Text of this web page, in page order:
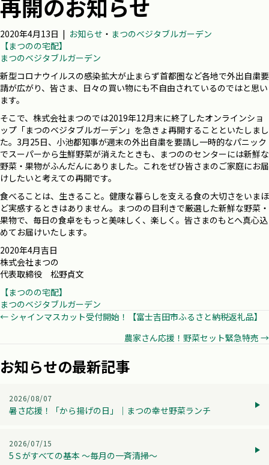
再開のお知らせ
2020年4月13日 | お知らせ ・ まつのベジタブルガーデン
【まつのの宅配】
まつのベジタブルガーデン
新型コロナウイルスの感染拡大が止まらず首都圏など各地で外出自粛要
請が広がり、皆さま、日々の買い物にも不自由されているのではと思い
ます。
そこで、株式会社まつのでは2019年12月末に終了したオンラインショ
ップ「まつのベジタブルガーデン」を急きょ再開することといたしまし
た。3月25日、小池都知事が週末の外出自粛を要請し一時的なパニック
でスーパーから生鮮野菜が消えたときも、まつののセンターには新鮮な
野菜・果物がふんだんにありました。これをぜひ皆さまのご家庭にお届
けしたいと考えての再開です。
食べることは、生きること。健康な暮らしを支える食の大切さをいまほ
ど実感するときはありません。まつのの目利きで厳選した新鮮な野菜・
果物で、毎日の食卓をもっと美味しく、楽しく。皆さまのもとへ真心込
めてお届けいたします。
2020年4月吉日
株式会社まつの
代表取締役 松野貞文
【まつのの宅配】
まつのベジタブルガーデン
Posts
← シャインマスカット受付開始！【富士吉田市ふるさと納税返礼品】
農家さん応援！野菜セット緊急特売 →
お知らせの最新記事
2026/08/07
暑さ応援！「から揚げの日」│まつの幸せ野菜ランチ
2026/07/15
5Ｓがすべての基本 ～毎月の一斉清掃～